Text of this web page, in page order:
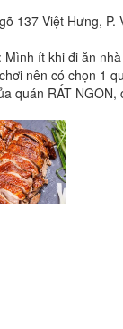
137 Việt Hưng, P.
: Mình ít khi đi ăn
nên có chọn 1
quán RẤT NGON,